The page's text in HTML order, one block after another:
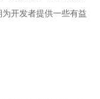
开发者提供一些有益